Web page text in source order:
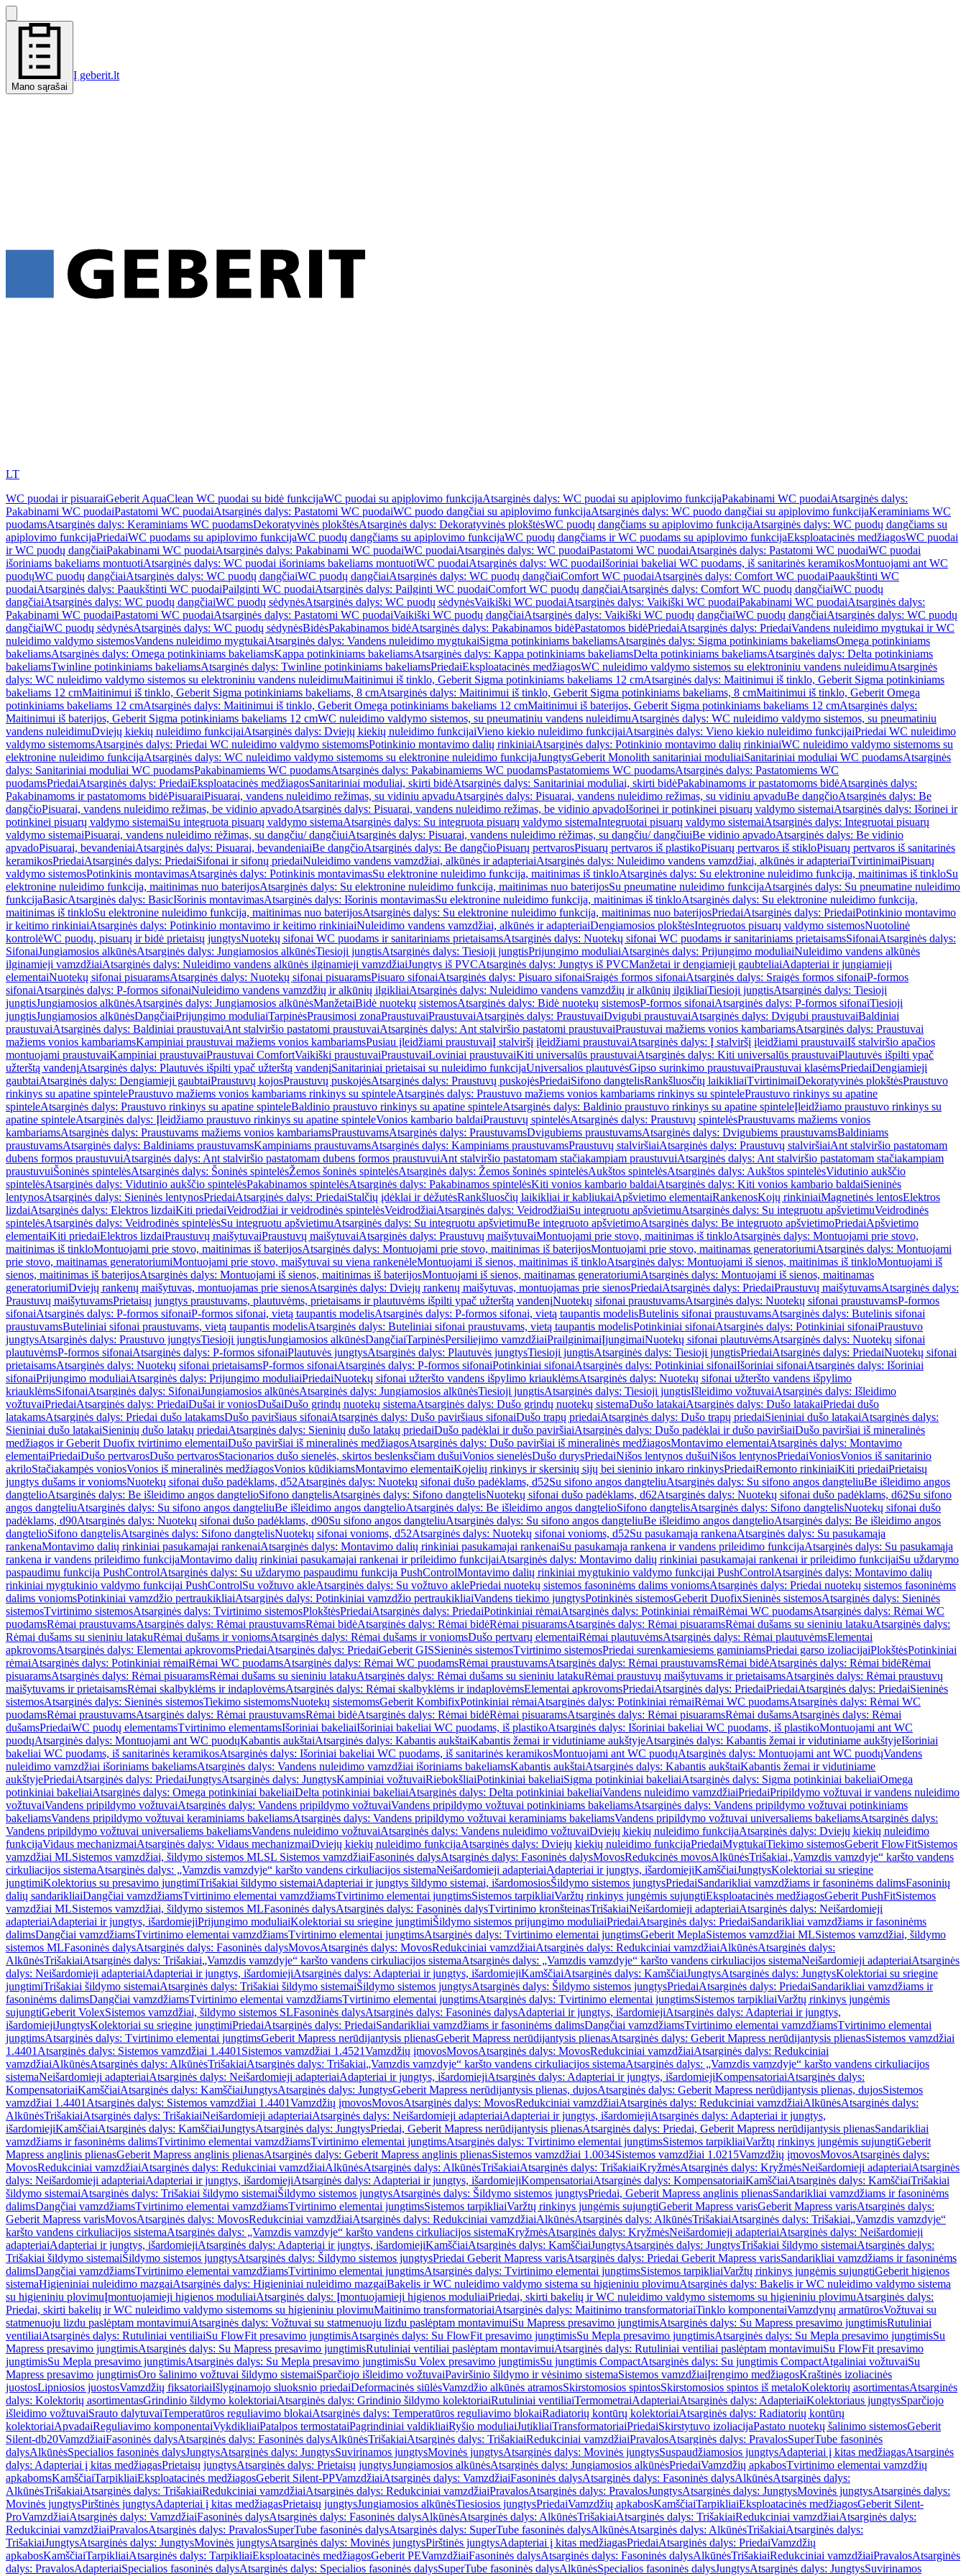
Mano sąrašai
Į geberit.lt
LT
WC puodai ir pisuaraiGeberit AquaClean WC puodai su bidė funkcijaWC puodai su apiplovimo funkcijaAtsarginės dalys: WC puodai su apiplovimo funkcijaPakabinami WC puodaiAtsarginės dalys:
Pakabinami WC puodaiPastatomi WC puodaiAtsarginės dalys: Pastatomi WC puodaiWC puodo dangčiai su apiplovimo funkcijaAtsarginės dalys: WC puodo dangčiai su apiplovimo funkcijaKeraminiams WC
puodamsAtsarginės dalys: Keraminiams WC puodamsDekoratyvinės plokštėsAtsarginės dalys: Dekoratyvinės plokštėsWC puodų dangčiams su apiplovimo funkcijaAtsarginės dalys: WC puodų dangčiams su
apiplovimo funkcijaPriedaiWC puodams su apiplovimo funkcijaWC puodų dangčiams su apiplovimo funkcijaWC puodų dangčiams ir WC puodams su apiplovimo funkcijaEksploatacinės medžiagosWC puodai
ir WC puodų dangčiaiPakabinami WC puodaiAtsarginės dalys: Pakabinami WC puodaiWC puodaiAtsarginės dalys: WC puodaiPastatomi WC puodaiAtsarginės dalys: Pastatomi WC puodaiWC puodai
išoriniams bakeliams montuotiAtsarginės dalys: WC puodai išoriniams bakeliams montuotiWC puodaiAtsarginės dalys: WC puodaiIšoriniai bakeliai WC puodams, iš sanitarinės keramikosMontuojami ant WC
puodųWC puodų dangčiaiAtsarginės dalys: WC puodų dangčiaiWC puodų dangčiaiAtsarginės dalys: WC puodų dangčiaiComfort WC puodaiAtsarginės dalys: Comfort WC puodaiPaaukštinti WC
puodaiAtsarginės dalys: Paaukštinti WC puodaiPailginti WC puodaiAtsarginės dalys: Pailginti WC puodaiComfort WC puodų dangčiaiAtsarginės dalys: Comfort WC puodų dangčiaiWC puodų
dangčiaiAtsarginės dalys: WC puodų dangčiaiWC puodų sėdynėsAtsarginės dalys: WC puodų sėdynėsVaikiški WC puodaiAtsarginės dalys: Vaikiški WC puodaiPakabinami WC puodaiAtsarginės dalys:
Pakabinami WC puodaiPastatomi WC puodaiAtsarginės dalys: Pastatomi WC puodaiVaikiški WC puodų dangčiaiAtsarginės dalys: Vaikiški WC puodų dangčiaiWC puodų dangčiaiAtsarginės dalys: WC puodų
dangčiaiWC puodų sėdynėsAtsarginės dalys: WC puodų sėdynėsBidėsPakabinamos bidėAtsarginės dalys: Pakabinamos bidėPastatomos bidėPriedaiAtsarginės dalys: PriedaiVandens nuleidimo mygtukai ir WC
nuleidimo valdymo sistemosVandens nuleidimo mygtukaiAtsarginės dalys: Vandens nuleidimo mygtukaiSigma potinkiniams bakeliamsAtsarginės dalys: Sigma potinkiniams bakeliamsOmega potinkiniams
bakeliamsAtsarginės dalys: Omega potinkiniams bakeliamsKappa potinkiniams bakeliamsAtsarginės dalys: Kappa potinkiniams bakeliamsDelta potinkiniams bakeliamsAtsarginės dalys: Delta potinkiniams
bakeliamsTwinline potinkiniams bakeliamsAtsarginės dalys: Twinline potinkiniams bakeliamsPriedaiEksploatacinės medžiagosWC nuleidimo valdymo sistemos su elektroniniu vandens nuleidimuAtsarginės
dalys: WC nuleidimo valdymo sistemos su elektroniniu vandens nuleidimuMaitinimui iš tinklo, Geberit Sigma potinkiniams bakeliams 12 cmAtsarginės dalys: Maitinimui iš tinklo, Geberit Sigma potinkiniams
bakeliams 12 cmMaitinimui iš tinklo, Geberit Sigma potinkiniams bakeliams, 8 cmAtsarginės dalys: Maitinimui iš tinklo, Geberit Sigma potinkiniams bakeliams, 8 cmMaitinimui iš tinklo, Geberit Omega
potinkiniams bakeliams 12 cmAtsarginės dalys: Maitinimui iš tinklo, Geberit Omega potinkiniams bakeliams 12 cmMaitinimui iš baterijos, Geberit Sigma potinkiniams bakeliams 12 cmAtsarginės dalys:
Maitinimui iš baterijos, Geberit Sigma potinkiniams bakeliams 12 cmWC nuleidimo valdymo sistemos, su pneumatiniu vandens nuleidimuAtsarginės dalys: WC nuleidimo valdymo sistemos, su pneumatiniu
vandens nuleidimuDviejų kiekių nuleidimo funkcijaiAtsarginės dalys: Dviejų kiekių nuleidimo funkcijaiVieno kiekio nuleidimo funkcijaiAtsarginės dalys: Vieno kiekio nuleidimo funkcijaiPriedai WC nuleidimo
valdymo sistemomsAtsarginės dalys: Priedai WC nuleidimo valdymo sistemomsPotinkinio montavimo dalių rinkiniaiAtsarginės dalys: Potinkinio montavimo dalių rinkiniaiWC nuleidimo valdymo sistemoms su
elektronine nuleidimo funkcijaAtsarginės dalys: WC nuleidimo valdymo sistemoms su elektronine nuleidimo funkcijaJungtysGeberit Monolith sanitariniai moduliaiSanitariniai moduliai WC puodamsAtsarginės
dalys: Sanitariniai moduliai WC puodamsPakabinamiems WC puodamsAtsarginės dalys: Pakabinamiems WC puodamsPastatomiems WC puodamsAtsarginės dalys: Pastatomiems WC
puodamsPriedaiAtsarginės dalys: PriedaiEksploatacinės medžiagosSanitariniai moduliai, skirti bidėAtsarginės dalys: Sanitariniai moduliai, skirti bidėPakabinamoms ir pastatomoms bidėAtsarginės dalys:
Pakabinamoms ir pastatomoms bidėPisuaraiPisuarai, vandens nuleidimo režimas, su vidiniu apvaduAtsarginės dalys: Pisuarai, vandens nuleidimo režimas, su vidiniu apvaduBe dangčioAtsarginės dalys: Be
dangčioPisuarai, vandens nuleidimo režimas, be vidinio apvadoAtsarginės dalys: Pisuarai, vandens nuleidimo režimas, be vidinio apvadoIšorinei ir potinkinei pisuarų valdymo sistemaiAtsarginės dalys: Išorinei ir
potinkinei pisuarų valdymo sistemaiSu integruota pisuarų valdymo sistemaAtsarginės dalys: Su integruota pisuarų valdymo sistemaIntegruotai pisuarų valdymo sistemaiAtsarginės dalys: Integruotai pisuarų
valdymo sistemaiPisuarai, vandens nuleidimo rėžimas, su dangčiu/ dangčiuiAtsarginės dalys: Pisuarai, vandens nuleidimo rėžimas, su dangčiu/ dangčiuiBe vidinio apvadoAtsarginės dalys: Be vidinio
apvadoPisuarai, bevandeniaiAtsarginės dalys: Pisuarai, bevandeniaiBe dangčioAtsarginės dalys: Be dangčioPisuarų pertvarosPisuarų pertvaros iš plastikoPisuarų pertvaros iš stikloPisuarų pertvaros iš sanitarinės
keramikosPriedaiAtsarginės dalys: PriedaiSifonai ir sifonų priedaiNuleidimo vandens vamzdžiai, alkūnės ir adapteriaiAtsarginės dalys: Nuleidimo vandens vamzdžiai, alkūnės ir adapteriaiTvirtinimaiPisuarų
valdymo sistemosPotinkinis montavimasAtsarginės dalys: Potinkinis montavimasSu elektronine nuleidimo funkcija, maitinimas iš tinkloAtsarginės dalys: Su elektronine nuleidimo funkcija, maitinimas iš tinkloSu
elektronine nuleidimo funkcija, maitinimas nuo baterijosAtsarginės dalys: Su elektronine nuleidimo funkcija, maitinimas nuo baterijosSu pneumatine nuleidimo funkcijaAtsarginės dalys: Su pneumatine nuleidimo
funkcijaBasicAtsarginės dalys: BasicIšorinis montavimasAtsarginės dalys: Išorinis montavimasSu elektronine nuleidimo funkcija, maitinimas iš tinkloAtsarginės dalys: Su elektronine nuleidimo funkcija,
maitinimas iš tinkloSu elektronine nuleidimo funkcija, maitinimas nuo baterijosAtsarginės dalys: Su elektronine nuleidimo funkcija, maitinimas nuo baterijosPriedaiAtsarginės dalys: PriedaiPotinkinio montavimo
ir keitimo rinkiniaiAtsarginės dalys: Potinkinio montavimo ir keitimo rinkiniaiNuleidimo vandens vamzdžiai, alkūnės ir adapteriaiDengiamosios plokštėsIntegruotos pisuarų valdymo sistemosNuotolinė
kontrolėWC puodų, pisuarų ir bidė prietaisų jungtysNuotekų sifonai WC puodams ir sanitariniams prietaisamsAtsarginės dalys: Nuotekų sifonai WC puodams ir sanitariniams prietaisamsSifonaiAtsarginės dalys:
SifonaiJungiamosios alkūnėsAtsarginės dalys: Jungiamosios alkūnėsTiesioji jungtisAtsarginės dalys: Tiesioji jungtisPrijungimo moduliaiAtsarginės dalys: Prijungimo moduliaiNuleidimo vandens alkūnės
ilginamieji vamzdžiaiAtsarginės dalys: Nuleidimo vandens alkūnės ilginamieji vamzdžiaiJungtys iš PVCAtsarginės dalys: Jungtys iš PVCManžetai ir dengiamieji gaubteliaiAdapteriai ir jungiamieji
elementaiNuotekų sifonai pisuaramsAtsarginės dalys: Nuotekų sifonai pisuaramsPisuaro sifonaiAtsarginės dalys: Pisuaro sifonaiSraigės formos sifonaiAtsarginės dalys: Sraigės formos sifonaiP-formos
sifonaiAtsarginės dalys: P-formos sifonaiNuleidimo vandens vamzdžių ir alkūnių ilgikliaiAtsarginės dalys: Nuleidimo vandens vamzdžių ir alkūnių ilgikliaiTiesioji jungtisAtsarginės dalys: Tiesioji
jungtisJungiamosios alkūnėsAtsarginės dalys: Jungiamosios alkūnėsManžetaiBidė nuotekų sistemosAtsarginės dalys: Bidė nuotekų sistemosP-formos sifonaiAtsarginės dalys: P-formos sifonaiTiesioji
jungtisJungiamosios alkūnėsDangčiaiPrijungimo moduliaiTarpinėsPrausimosi zonaPraustuvaiPraustuvaiAtsarginės dalys: PraustuvaiDvigubi praustuvaiAtsarginės dalys: Dvigubi praustuvaiBaldiniai
praustuvaiAtsarginės dalys: Baldiniai praustuvaiAnt stalviršio pastatomi praustuvaiAtsarginės dalys: Ant stalviršio pastatomi praustuvaiPraustuvai mažiems vonios kambariamsAtsarginės dalys: Praustuvai
mažiems vonios kambariamsKampiniai praustuvai mažiems vonios kambariamsPusiau įleidžiami praustuvaiĮ stalviršį įleidžiami praustuvaiAtsarginės dalys: Į stalviršį įleidžiami praustuvaiIš stalviršio apačios
montuojami praustuvaiKampiniai praustuvaiPraustuvai ComfortVaikiški praustuvaiPraustuvaiLoviniai praustuvaiKiti universalūs praustuvaiAtsarginės dalys: Kiti universalūs praustuvaiPlautuvės išpilti ypač
užterštą vandenįAtsarginės dalys: Plautuvės išpilti ypač užterštą vandenįSanitariniai prietaisai su nuleidimo funkcijaUniversalios plautuvėsGipso surinkimo praustuvaiPraustuvai klasėmsPriedaiDengiamieji
gaubtaiAtsarginės dalys: Dengiamieji gaubtaiPraustuvų kojosPraustuvų puskojėsAtsarginės dalys: Praustuvų puskojėsPriedaiSifono dangtelisRankšluosčių laikikliaiTvirtinimaiDekoratyvinės plokštėsPraustuvo
rinkinys su apatine spintelePraustuvo mažiems vonios kambariams rinkinys su spinteleAtsarginės dalys: Praustuvo mažiems vonios kambariams rinkinys su spintelePraustuvo rinkinys su apatine
spinteleAtsarginės dalys: Praustuvo rinkinys su apatine spinteleBaldinio praustuvo rinkinys su apatine spinteleAtsarginės dalys: Baldinio praustuvo rinkinys su apatine spinteleĮleidžiamo praustuvo rinkinys su
apatine spinteleAtsarginės dalys: Įleidžiamo praustuvo rinkinys su apatine spinteleVonios kambario baldaiPraustuvų spintelėsAtsarginės dalys: Praustuvų spintelėsPraustuvams mažiems vonios
kambariamsAtsarginės dalys: Praustuvams mažiems vonios kambariamsPraustuvamsAtsarginės dalys: PraustuvamsDvigubiems praustuvamsAtsarginės dalys: Dvigubiems praustuvamsBaldiniams
praustuvamsAtsarginės dalys: Baldiniams praustuvamsKampiniams praustuvamsAtsarginės dalys: Kampiniams praustuvamsPraustuvų stalviršiaiAtsarginės dalys: Praustuvų stalviršiaiAnt stalviršio pastatomam
dubens formos praustuvuiAtsarginės dalys: Ant stalviršio pastatomam dubens formos praustuvuiAnt stalviršio pastatomam stačiakampiam praustuvuiAtsarginės dalys: Ant stalviršio pastatomam stačiakampiam
praustuvuiŠoninės spintelėsAtsarginės dalys: Šoninės spintelėsŽemos šoninės spintelėsAtsarginės dalys: Žemos šoninės spintelėsAukštos spintelėsAtsarginės dalys: Aukštos spintelėsVidutinio aukščio
spintelėsAtsarginės dalys: Vidutinio aukščio spintelėsPakabinamos spintelėsAtsarginės dalys: Pakabinamos spintelėsKiti vonios kambario baldaiAtsarginės dalys: Kiti vonios kambario baldaiSieninės
lentynosAtsarginės dalys: Sieninės lentynosPriedaiAtsarginės dalys: PriedaiStalčių įdėklai ir dėžutėsRankšluosčių laikikliai ir kabliukaiApšvietimo elementaiRankenosKojų rinkiniaiMagnetinės lentosElektros
lizdaiAtsarginės dalys: Elektros lizdaiKiti priedaiVeidrodžiai ir veidrodinės spintelėsVeidrodžiaiAtsarginės dalys: VeidrodžiaiSu integruotu apšvietimuAtsarginės dalys: Su integruotu apšvietimuVeidrodinės
spintelėsAtsarginės dalys: Veidrodinės spintelėsSu integruotu apšvietimuAtsarginės dalys: Su integruotu apšvietimuBe integruoto apšvietimoAtsarginės dalys: Be integruoto apšvietimoPriedaiApšvietimo
elementaiKiti priedaiElektros lizdaiPraustuvų maišytuvaiPraustuvų maišytuvaiAtsarginės dalys: Praustuvų maišytuvaiMontuojami prie stovo, maitinimas iš tinkloAtsarginės dalys: Montuojami prie stovo,
maitinimas iš tinkloMontuojami prie stovo, maitinimas iš baterijosAtsarginės dalys: Montuojami prie stovo, maitinimas iš baterijosMontuojami prie stovo, maitinamas generatoriumiAtsarginės dalys: Montuojami
prie stovo, maitinamas generatoriumiMontuojami prie stovo, maišytuvai su viena rankenėleMontuojami iš sienos, maitinimas iš tinkloAtsarginės dalys: Montuojami iš sienos, maitinimas iš tinkloMontuojami iš
sienos, maitinimas iš baterijosAtsarginės dalys: Montuojami iš sienos, maitinimas iš baterijosMontuojami iš sienos, maitinamas generatoriumiAtsarginės dalys: Montuojami iš sienos, maitinamas
generatoriumiDviejų rankenų maišytuvas, montuojamas prie sienosAtsarginės dalys: Dviejų rankenų maišytuvas, montuojamas prie sienosPriedaiAtsarginės dalys: PriedaiPraustuvų maišytuvamsAtsarginės dalys:
Praustuvų maišytuvamsPrietaisų jungtys praustuvams, plautuvėms, prietaisams ir plautuvėms išpilti ypač užterštą vandenįNuotekų sifonai praustuvamsAtsarginės dalys: Nuotekų sifonai praustuvamsP-formos
sifonaiAtsarginės dalys: P-formos sifonaiP-formos sifonai, vietą taupantis modelisAtsarginės dalys: P-formos sifonai, vietą taupantis modelisButelinis sifonai praustuvamsAtsarginės dalys: Butelinis sifonai
praustuvamsButeliniai sifonai praustuvams, vietą taupantis modelisAtsarginės dalys: Buteliniai sifonai praustuvams, vietą taupantis modelisPotinkiniai sifonaiAtsarginės dalys: Potinkiniai sifonaiPraustuvo
jungtysAtsarginės dalys: Praustuvo jungtysTiesioji jungtisJungiamosios alkūnėsDangčiaiTarpinėsPersiliejimo vamzdžiaiPrailginimaiĮjungimaiNuotekų sifonai plautuvėmsAtsarginės dalys: Nuotekų sifonai
plautuvėmsP-formos sifonaiAtsarginės dalys: P-formos sifonaiPlautuvės jungtysAtsarginės dalys: Plautuvės jungtysTiesioji jungtisAtsarginės dalys: Tiesioji jungtisPriedaiAtsarginės dalys: PriedaiNuotekų sifonai
prietaisamsAtsarginės dalys: Nuotekų sifonai prietaisamsP-formos sifonaiAtsarginės dalys: P-formos sifonaiPotinkiniai sifonaiAtsarginės dalys: Potinkiniai sifonaiIšoriniai sifonaiAtsarginės dalys: Išoriniai
sifonaiPrijungimo moduliaiAtsarginės dalys: Prijungimo moduliaiPriedaiNuotekų sifonai užteršto vandens išpylimo kriauklėmsAtsarginės dalys: Nuotekų sifonai užteršto vandens išpylimo
kriauklėmsSifonaiAtsarginės dalys: SifonaiJungiamosios alkūnėsAtsarginės dalys: Jungiamosios alkūnėsTiesioji jungtisAtsarginės dalys: Tiesioji jungtisIšleidimo vožtuvaiAtsarginės dalys: Išleidimo
vožtuvaiPriedaiAtsarginės dalys: PriedaiDušai ir voniosDušaiDušo grindų nuotekų sistemaAtsarginės dalys: Dušo grindų nuotekų sistemaDušo latakaiAtsarginės dalys: Dušo latakaiPriedai dušo
latakamsAtsarginės dalys: Priedai dušo latakamsDušo paviršiaus sifonaiAtsarginės dalys: Dušo paviršiaus sifonaiDušo trapų priedaiAtsarginės dalys: Dušo trapų priedaiSieniniai dušo latakaiAtsarginės dalys:
Sieniniai dušo latakaiSieninių dušo latakų priedaiAtsarginės dalys: Sieninių dušo latakų priedaiDušo padėklai ir dušo paviršiaiAtsarginės dalys: Dušo padėklai ir dušo paviršiaiDušo paviršiai iš mineralinės
medžiagos ir Geberit Duofix tvirtinimo elementaiDušo paviršiai iš mineralinės medžiagosAtsarginės dalys: Dušo paviršiai iš mineralinės medžiagosMontavimo elementaiAtsarginės dalys: Montavimo
elementaiPriedaiDušo pertvarosDušo pertvarosStacionarios dušo sienelės, skirtos beslenksčiam dušuiVonios sienelėsDušo durysPriedaiNišos lentynos dušuiNišos lentynosPriedaiVoniosVonios iš sanitarinio
akriloStačiakampės voniosVonios iš mineralinės medžiagosVonios kūdikiamsMontavimo elementaiKojelių rinkinys ir skersinių sijų bei sieninio inkaro rinkinysPriedaiRemonto rinkiniaiKiti priedaiPrietaisų
jungtys dušams ir voniomsNuotekų sifonai dušo padėklams, d52Atsarginės dalys: Nuotekų sifonai dušo padėklams, d52Su sifono angos dangteliuAtsarginės dalys: Su sifono angos dangteliuBe išleidimo angos
dangtelioAtsarginės dalys: Be išleidimo angos dangtelioSifono dangtelisAtsarginės dalys: Sifono dangtelisNuotekų sifonai dušo padėklams, d62Atsarginės dalys: Nuotekų sifonai dušo padėklams, d62Su sifono
angos dangteliuAtsarginės dalys: Su sifono angos dangteliuBe išleidimo angos dangtelioAtsarginės dalys: Be išleidimo angos dangtelioSifono dangtelisAtsarginės dalys: Sifono dangtelisNuotekų sifonai dušo
padėklams, d90Atsarginės dalys: Nuotekų sifonai dušo padėklams, d90Su sifono angos dangteliuAtsarginės dalys: Su sifono angos dangteliuBe išleidimo angos dangtelioAtsarginės dalys: Be išleidimo angos
dangtelioSifono dangtelisAtsarginės dalys: Sifono dangtelisNuotekų sifonai vonioms, d52Atsarginės dalys: Nuotekų sifonai vonioms, d52Su pasukamąja rankenaAtsarginės dalys: Su pasukamąja
rankenaMontavimo dalių rinkiniai pasukamajai rankenaiAtsarginės dalys: Montavimo dalių rinkiniai pasukamajai rankenaiSu pasukamąja rankena ir vandens prileidimo funkcijaAtsarginės dalys: Su pasukamąja
rankena ir vandens prileidimo funkcijaMontavimo dalių rinkiniai pasukamajai rankenai ir prileidimo funkcijaiAtsarginės dalys: Montavimo dalių rinkiniai pasukamajai rankenai ir prileidimo funkcijaiSu uždarymo
paspaudimu funkcija PushControlAtsarginės dalys: Su uždarymo paspaudimu funkcija PushControlMontavimo dalių rinkiniai mygtukinio valdymo funkcijai PushControlAtsarginės dalys: Montavimo dalių
rinkiniai mygtukinio valdymo funkcijai PushControlSu vožtuvo akleAtsarginės dalys: Su vožtuvo aklePriedai nuotekų sistemos fasoninėms dalims voniomsAtsarginės dalys: Priedai nuotekų sistemos fasoninėms
dalims voniomsPotinkiniai vamzdžio pertraukikliaiAtsarginės dalys: Potinkiniai vamzdžio pertraukikliaiVandens tiekimo jungtysPotinkinės sistemosGeberit DuofixSieninės sistemosAtsarginės dalys: Sieninės
sistemosTvirtinimo sistemosAtsarginės dalys: Tvirtinimo sistemosPlokštėsPriedaiAtsarginės dalys: PriedaiPotinkiniai rėmaiAtsarginės dalys: Potinkiniai rėmaiRėmai WC puodamsAtsarginės dalys: Rėmai WC
puodamsRėmai praustuvamsAtsarginės dalys: Rėmai praustuvamsRėmai bidėAtsarginės dalys: Rėmai bidėRėmai pisuaramsAtsarginės dalys: Rėmai pisuaramsRėmai dušams su sieniniu latakuAtsarginės dalys:
Rėmai dušams su sieniniu latakuRėmai dušams ir voniomsAtsarginės dalys: Rėmai dušams ir voniomsDušo pertvarų elementaiRėmai plautuvėmsAtsarginės dalys: Rėmai plautuvėmsElementai
apkrovomsAtsarginės dalys: Elementai apkrovomsPriedaiAtsarginės dalys: PriedaiGeberit GISSieninės sistemosTvirtinimo sistemosPriedai surenkamiesiems gaminiamsPriedai garso izoliacijaiPlokštėsPotinkiniai
rėmaiAtsarginės dalys: Potinkiniai rėmaiRėmai WC puodamsAtsarginės dalys: Rėmai WC puodamsRėmai praustuvamsAtsarginės dalys: Rėmai praustuvamsRėmai bidėAtsarginės dalys: Rėmai bidėRėmai
pisuaramsAtsarginės dalys: Rėmai pisuaramsRėmai dušams su sieniniu latakuAtsarginės dalys: Rėmai dušams su sieniniu latakuRėmai praustuvų maišytuvams ir prietaisamsAtsarginės dalys: Rėmai praustuvų
maišytuvams ir prietaisamsRėmai skalbyklėms ir indaplovėmsAtsarginės dalys: Rėmai skalbyklėms ir indaplovėmsElementai apkrovomsPriedaiAtsarginės dalys: PriedaiPriedaiAtsarginės dalys: PriedaiSieninės
sistemosAtsarginės dalys: Sieninės sistemosTiekimo sistemomsNuotekų sistemomsGeberit KombifixPotinkiniai rėmaiAtsarginės dalys: Potinkiniai rėmaiRėmai WC puodamsAtsarginės dalys: Rėmai WC
puodamsRėmai praustuvamsAtsarginės dalys: Rėmai praustuvamsRėmai bidėAtsarginės dalys: Rėmai bidėRėmai pisuaramsAtsarginės dalys: Rėmai pisuaramsRėmai dušamsAtsarginės dalys: Rėmai
dušamsPriedaiWC puodų elementamsTvirtinimo elementamsIšoriniai bakeliaiIšoriniai bakeliai WC puodams, iš plastikoAtsarginės dalys: Išoriniai bakeliai WC puodams, iš plastikoMontuojami ant WC
puodųAtsarginės dalys: Montuojami ant WC puodųKabantis aukštaiAtsarginės dalys: Kabantis aukštaiKabantis žemai ir vidutiniame aukštyjeAtsarginės dalys: Kabantis žemai ir vidutiniame aukštyjeIšoriniai
bakeliai WC puodams, iš sanitarinės keramikosAtsarginės dalys: Išoriniai bakeliai WC puodams, iš sanitarinės keramikosMontuojami ant WC puodųAtsarginės dalys: Montuojami ant WC puodųVandens
nuleidimo vamzdžiai išoriniams bakeliamsAtsarginės dalys: Vandens nuleidimo vamzdžiai išoriniams bakeliamsKabantis aukštaiAtsarginės dalys: Kabantis aukštaiKabantis žemai ir vidutiniame
aukštyjePriedaiAtsarginės dalys: PriedaiJungtysAtsarginės dalys: JungtysKampiniai vožtuvaiRiebokšliaiPotinkiniai bakeliaiSigma potinkiniai bakeliaiAtsarginės dalys: Sigma potinkiniai bakeliaiOmega
potinkiniai bakeliaiAtsarginės dalys: Omega potinkiniai bakeliaiDelta potinkiniai bakeliaiAtsarginės dalys: Delta potinkiniai bakeliaiVandens nuleidimo vamzdžiaiPriedaiPripildymo vožtuvai ir vandens nuleidimo
vožtuvaiVandens pripildymo vožtuvaiAtsarginės dalys: Vandens pripildymo vožtuvaiVandens pripildymo vožtuvai potinkiniams bakeliamsAtsarginės dalys: Vandens pripildymo vožtuvai potinkiniams
bakeliamsVandens pripildymo vožtuvai keraminiams bakeliamsAtsarginės dalys: Vandens pripildymo vožtuvai keraminiams bakeliamsVandens pripildymo vožtuvai universaliems bakeliamsAtsarginės dalys:
Vandens pripildymo vožtuvai universaliems bakeliamsVandens nuleidimo vožtuvaiAtsarginės dalys: Vandens nuleidimo vožtuvaiDviejų kiekių nuleidimo funkcijaAtsarginės dalys: Dviejų kiekių nuleidimo
funkcijaVidaus mechanizmaiAtsarginės dalys: Vidaus mechanizmaiDviejų kiekių nuleidimo funkcijaAtsarginės dalys: Dviejų kiekių nuleidimo funkcijaPriedaiMygtukaiTiekimo sistemosGeberit FlowFitSistemos
vamzdžiai MLSistemos vamzdžiai, šildymo sistemos MLSL Sistemos vamzdžiaiFasoninės dalysAtsarginės dalys: Fasoninės dalysMovosRedukcinės movosAlkūnėsTrišakiai„Vamzdis vamzdyje“ karšto vandens
cirkuliacijos sistemaAtsarginės dalys: „Vamzdis vamzdyje“ karšto vandens cirkuliacijos sistemaNeišardomieji adapteriaiAdapteriai ir jungtys, išardomiejiKamščiaiJungtysKolektoriai su sriegine
jungtimiKolektorius su presavimo jungtimiTrišakiai šildymo sistemaiAdapteriai ir jungtys šildymo sistemai, išardomosiosŠildymo sistemos jungtysPriedaiSandarikliai vamzdžiams ir fasoninėms dalimsFasoninių
dalių sandarikliaiDangčiai vamzdžiamsTvirtinimo elementai vamzdžiamsTvirtinimo elementai jungtimsSistemos tarpikliaiVaržtų rinkinys jungėmis sujungtiEksploatacinės medžiagosGeberit PushFitSistemos
vamzdžiai MLSistemos vamzdžiai, šildymo sistemos MLFasoninės dalysAtsarginės dalys: Fasoninės dalysTvirtinimo kronšteinasTrišakiaiNeišardomieji adapteriaiAtsarginės dalys: Neišardomieji
adapteriaiAdapteriai ir jungtys, išardomiejiPrijungimo moduliaiKolektoriai su sriegine jungtimiŠildymo sistemos prijungimo moduliaiPriedaiAtsarginės dalys: PriedaiSandarikliai vamzdžiams ir fasoninėms
dalimsDangčiai vamzdžiamsTvirtinimo elementai vamzdžiamsTvirtinimo elementai jungtimsAtsarginės dalys: Tvirtinimo elementai jungtimsGeberit MeplaSistemos vamzdžiai MLSistemos vamzdžiai, šildymo
sistemos MLFasoninės dalysAtsarginės dalys: Fasoninės dalysMovosAtsarginės dalys: MovosRedukciniai vamzdžiaiAtsarginės dalys: Redukciniai vamzdžiaiAlkūnėsAtsarginės dalys:
AlkūnėsTrišakiaiAtsarginės dalys: Trišakiai„Vamzdis vamzdyje“ karšto vandens cirkuliacijos sistemaAtsarginės dalys: „Vamzdis vamzdyje“ karšto vandens cirkuliacijos sistemaNeišardomieji adapteriaiAtsarginės
dalys: Neišardomieji adapteriaiAdapteriai ir jungtys, išardomiejiAtsarginės dalys: Adapteriai ir jungtys, išardomiejiKamščiaiAtsarginės dalys: KamščiaiJungtysAtsarginės dalys: JungtysKolektoriai su sriegine
jungtimiTrišakiai šildymo sistemaiAtsarginės dalys: Trišakiai šildymo sistemaiŠildymo sistemos jungtysAtsarginės dalys: Šildymo sistemos jungtysPriedaiAtsarginės dalys: PriedaiSandarikliai vamzdžiams ir
fasoninėms dalimsDangčiai vamzdžiamsTvirtinimo elementai vamzdžiamsTvirtinimo elementai jungtimsAtsarginės dalys: Tvirtinimo elementai jungtimsSistemos tarpikliaiVaržtų rinkinys jungėmis
sujungtiGeberit VolexSistemos vamzdžiai, šildymo sistemos SLFasoninės dalysAtsarginės dalys: Fasoninės dalysAdapteriai ir jungtys, išardomiejiAtsarginės dalys: Adapteriai ir jungtys,
išardomiejiJungtysKolektoriai su sriegine jungtimiPriedaiAtsarginės dalys: PriedaiSandarikliai vamzdžiams ir fasoninėms dalimsDangčiai vamzdžiamsTvirtinimo elementai vamzdžiamsTvirtinimo elementai
jungtimsAtsarginės dalys: Tvirtinimo elementai jungtimsGeberit Mapress nerūdijantysis plienasGeberit Mapress nerūdijantysis plienasAtsarginės dalys: Geberit Mapress nerūdijantysis plienasSistemos vamzdžiai
1.4401 Atsarginės dalys: Sistemos vamzdžiai 1.4401 Sistemos vamzdžiai 1.4521Vamzdžių įmovosMovosAtsarginės dalys: MovosRedukciniai vamzdžiaiAtsarginės dalys: Redukciniai
vamzdžiaiAlkūnėsAtsarginės dalys: AlkūnėsTrišakiaiAtsarginės dalys: Trišakiai„Vamzdis vamzdyje“ karšto vandens cirkuliacijos sistemaAtsarginės dalys: „Vamzdis vamzdyje“ karšto vandens cirkuliacijos
sistemaNeišardomieji adapteriaiAtsarginės dalys: Neišardomieji adapteriaiAdapteriai ir jungtys, išardomiejiAtsarginės dalys: Adapteriai ir jungtys, išardomiejiKompensatoriaiAtsarginės dalys:
KompensatoriaiKamščiaiAtsarginės dalys: KamščiaiJungtysAtsarginės dalys: JungtysGeberit Mapress nerūdijantysis plienas, dujosAtsarginės dalys: Geberit Mapress nerūdijantysis plienas, dujosSistemos
vamzdžiai 1.4401 Atsarginės dalys: Sistemos vamzdžiai 1.4401Vamzdžių įmovosMovosAtsarginės dalys: MovosRedukciniai vamzdžiaiAtsarginės dalys: Redukciniai vamzdžiaiAlkūnėsAtsarginės dalys:
AlkūnėsTrišakiaiAtsarginės dalys: TrišakiaiNeišardomieji adapteriaiAtsarginės dalys: Neišardomieji adapteriaiAdapteriai ir jungtys, išardomiejiAtsarginės dalys: Adapteriai ir jungtys,
išardomiejiKamščiaiAtsarginės dalys: KamščiaiJungtysAtsarginės dalys: JungtysPriedai, Geberit Mapress nerūdijantysis plienasAtsarginės dalys: Priedai, Geberit Mapress nerūdijantysis plienasSandarikliai
vamzdžiams ir fasoninėms dalimsTvirtinimo elementai vamzdžiamsTvirtinimo elementai jungtimsAtsarginės dalys: Tvirtinimo elementai jungtimsSistemos tarpikliaiVaržtų rinkinys jungėmis sujungtiGeberit
Mapress anglinis plienasGeberit Mapress anglinis plienasAtsarginės dalys: Geberit Mapress anglinis plienasSistemos vamzdžiai 1.0034Sistemos vamzdžiai 1.0215Vamzdžių įmovosMovosAtsarginės dalys:
MovosRedukciniai vamzdžiaiAtsarginės dalys: Redukciniai vamzdžiaiAlkūnėsAtsarginės dalys: AlkūnėsTrišakiaiAtsarginės dalys: TrišakiaiKryžmėsAtsarginės dalys: KryžmėsNeišardomieji adapteriaiAtsarginės
dalys: Neišardomieji adapteriaiAdapteriai ir jungtys, išardomiejiAtsarginės dalys: Adapteriai ir jungtys, išardomiejiKompensatoriaiAtsarginės dalys: KompensatoriaiKamščiaiAtsarginės dalys: KamščiaiTrišakiai
šildymo sistemaiAtsarginės dalys: Trišakiai šildymo sistemaiŠildymo sistemos jungtysAtsarginės dalys: Šildymo sistemos jungtysPriedai, Geberit Mapress anglinis plienasSandarikliai vamzdžiams ir fasoninėms
dalimsDangčiai vamzdžiamsTvirtinimo elementai vamzdžiamsTvirtinimo elementai jungtimsSistemos tarpikliaiVaržtų rinkinys jungėmis sujungtiGeberit Mapress varisGeberit Mapress varisAtsarginės dalys:
Geberit Mapress varisMovosAtsarginės dalys: MovosRedukciniai vamzdžiaiAtsarginės dalys: Redukciniai vamzdžiaiAlkūnėsAtsarginės dalys: AlkūnėsTrišakiaiAtsarginės dalys: Trišakiai„Vamzdis vamzdyje“
karšto vandens cirkuliacijos sistemaAtsarginės dalys: „Vamzdis vamzdyje“ karšto vandens cirkuliacijos sistemaKryžmėsAtsarginės dalys: KryžmėsNeišardomieji adapteriaiAtsarginės dalys: Neišardomieji
adapteriaiAdapteriai ir jungtys, išardomiejiAtsarginės dalys: Adapteriai ir jungtys, išardomiejiKamščiaiAtsarginės dalys: KamščiaiJungtysAtsarginės dalys: JungtysTrišakiai šildymo sistemaiAtsarginės dalys:
Trišakiai šildymo sistemaiŠildymo sistemos jungtysAtsarginės dalys: Šildymo sistemos jungtysPriedai Geberit Mapress varisAtsarginės dalys: Priedai Geberit Mapress varisSandarikliai vamzdžiams ir fasoninėms
dalimsDangčiai vamzdžiamsTvirtinimo elementai vamzdžiamsTvirtinimo elementai jungtimsAtsarginės dalys: Tvirtinimo elementai jungtimsSistemos tarpikliaiVaržtų rinkinys jungėmis sujungtiGeberit higienos
sistemaHigieniniai nuleidimo mazgaiAtsarginės dalys: Higieniniai nuleidimo mazgaiBakelis ir WC nuleidimo valdymo sistema su higieniniu plovimuAtsarginės dalys: Bakelis ir WC nuleidimo valdymo sistema
su higieniniu plovimuĮmontuojamieji higienos moduliaiAtsarginės dalys: Įmontuojamieji higienos moduliaiPriedai, skirti bakelių ir WC nuleidimo valdymo sistemoms su higieniniu plovimuAtsarginės dalys:
Priedai, skirti bakelių ir WC nuleidimo valdymo sistemoms su higieniniu plovimuMaitinimo transformatoriaiAtsarginės dalys: Maitinimo transformatoriaiTinklo komponentaiVamzdynų armatūrosVožtuvai su
statmenuoju lizdu paslėptam montavimuiAtsarginės dalys: Vožtuvai su statmenuoju lizdu paslėptam montavimuiSu Mapress presavimo jungtimisAtsarginės dalys: Su Mapress presavimo jungtimisRutuliniai
ventiliaiAtsarginės dalys: Rutuliniai ventiliaiSu FlowFit presavimo jungtimisAtsarginės dalys: Su FlowFit presavimo jungtimisSu Mepla presavimo jungtimisAtsarginės dalys: Su Mepla presavimo jungtimisSu
Mapress presavimo jungtimisAtsarginės dalys: Su Mapress presavimo jungtimisRutuliniai ventiliai paslėptam montavimuiAtsarginės dalys: Rutuliniai ventiliai paslėptam montavimuiSu FlowFit presavimo
jungtimisSu Mepla presavimo jungtimisAtsarginės dalys: Su Mepla presavimo jungtimisSu Volex presavimo jungtimisSu jungtimis CompactAtsarginės dalys: Su jungtimis CompactAtgaliniai vožtuvaiSu
Mapress presavimo jungtimisOro šalinimo vožtuvai šildymo sistemaiSparčiojo išleidimo vožtuvaiPaviršinio šildymo ir vėsinimo sistemaSistemos vamzdžiaiĮrengimo medžiagosKraštinės izoliacinės
juostosLipniosios juostosVamzdžių fiksatoriaiIšlyginamojo sluoksnio priedaiDeformacinės siūlėsVamzdžio alkūnės atramosSkirstomosios spintosSkirstomosios spintos iš metaloKolektorių asortimentasAtsarginės
dalys: Kolektorių asortimentasGrindinio šildymo kolektoriaiAtsarginės dalys: Grindinio šildymo kolektoriaiRutuliniai ventiliaiTermometraiAdapteriaiAtsarginės dalys: AdapteriaiKolektoriaus jungtysSparčiojo
išleidimo vožtuvaiSrauto dalytuvaiTemperatūros reguliavimo blokaiAtsarginės dalys: Temperatūros reguliavimo blokaiRadiatorių kontūrų kolektoriaiAtsarginės dalys: Radiatorių kontūrų
kolektoriaiApvadaiReguliavimo komponentaiVykdikliaiPatalpos termostataiPagrindiniai valdikliaiRyšio moduliaiJutikliaiTransformatoriaiPriedaiSkirstytuvo izoliacijaPastato nuotekų šalinimo sistemosGeberit
Silent-db20VamzdžiaiFasoninės dalysAtsarginės dalys: Fasoninės dalysAlkūnėsTrišakiaiAtsarginės dalys: TrišakiaiRedukciniai vamzdžiaiPravalosAtsarginės dalys: PravalosSuperTube fasoninės
dalysAlkūnėsSpecialios fasoninės dalysJungtysAtsarginės dalys: JungtysSuvirinamos jungtysMovinės jungtysAtsarginės dalys: Movinės jungtysSuspaudžiamosios jungtysAdapteriai į kitas medžiagasAtsarginės
dalys: Adapteriai į kitas medžiagasPrietaisų jungtysAtsarginės dalys: Prietaisų jungtysJungiamosios alkūnėsAtsarginės dalys: Jungiamosios alkūnėsPriedaiVamzdžių apkabosTvirtinimo elementai vamzdžių
apkabomsKamščiaiTarpikliaiEksploatacinės medžiagosGeberit Silent-PPVamzdžiaiAtsarginės dalys: VamzdžiaiFasoninės dalysAtsarginės dalys: Fasoninės dalysAlkūnėsAtsarginės dalys:
AlkūnėsTrišakiaiAtsarginės dalys: TrišakiaiRedukciniai vamzdžiaiAtsarginės dalys: Redukciniai vamzdžiaiPravalosAtsarginės dalys: PravalosJungtysAtsarginės dalys: JungtysMovinės jungtysAtsarginės dalys:
Movinės jungtysPirštinės jungtysAdapteriai į kitas medžiagasPrietaisų jungtysJungiamosios alkūnėsTiesiosios jungtysPriedaiVamzdžių apkabosKamščiaiTarpikliaiEksploatacinės medžiagosGeberit Silent-
ProVamzdžiaiAtsarginės dalys: VamzdžiaiFasoninės dalysAtsarginės dalys: Fasoninės dalysAlkūnėsAtsarginės dalys: AlkūnėsTrišakiaiAtsarginės dalys: TrišakiaiRedukciniai vamzdžiaiAtsarginės dalys:
Redukciniai vamzdžiaiPravalosAtsarginės dalys: PravalosSuperTube fasoninės dalysAtsarginės dalys: SuperTube fasoninės dalysAlkūnėsAtsarginės dalys: AlkūnėsTrišakiaiAtsarginės dalys:
TrišakiaiJungtysAtsarginės dalys: JungtysMovinės jungtysAtsarginės dalys: Movinės jungtysPirštinės jungtysAdapteriai į kitas medžiagasPriedaiAtsarginės dalys: PriedaiVamzdžių
apkabosKamščiaiTarpikliaiAtsarginės dalys: TarpikliaiEksploatacinės medžiagosGeberit PEVamzdžiaiFasoninės dalysAtsarginės dalys: Fasoninės dalysAlkūnėsTrišakiaiRedukciniai vamzdžiaiPravalosAtsarginės
dalys: PravalosAdapteriaiSpecialios fasoninės dalysAtsarginės dalys: Specialios fasoninės dalysSuperTube fasoninės dalysAlkūnėsSpecialios fasoninės dalysJungtysAtsarginės dalys: JungtysSuvirinamos